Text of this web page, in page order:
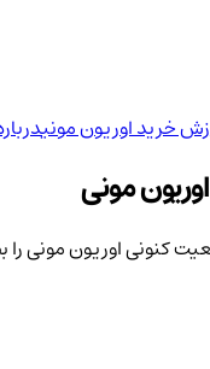
خرید اوریون مونی
مونی
کنونی اوریون مونی